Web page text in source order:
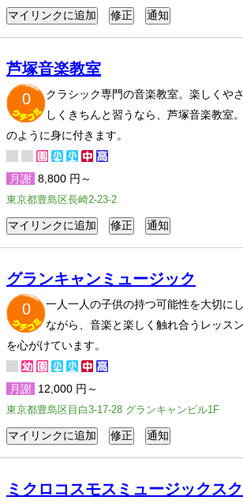
​芦塚音楽教室
0
クラシック専門の音楽教室。楽しくやさ
しくきちんと習うなら、芦塚音楽教室
のように身に付きます。
月謝 8,800 円～
東京都豊島区長崎2-23-2
グランキャンミュージック
0
一人一人の子供の持つ可能性を大切にし
ながら、音楽と楽しく触れ合うレッスン
を心がけています。
月謝 12,000 円～
東京都豊島区目白3-17-28 グランキャンビル1F
ミクロコスモスミュージックスク